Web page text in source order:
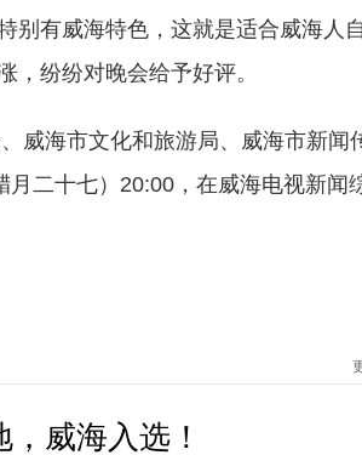
别有威海特色，这就是适合威海人
纷纷对晚会给予好评。
海市文化和旅游局、威海市新闻
二十七）20:00，在威海电视新闻
威海入选！